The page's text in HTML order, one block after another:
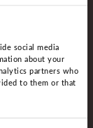
social media
about your
partners who
to them or that